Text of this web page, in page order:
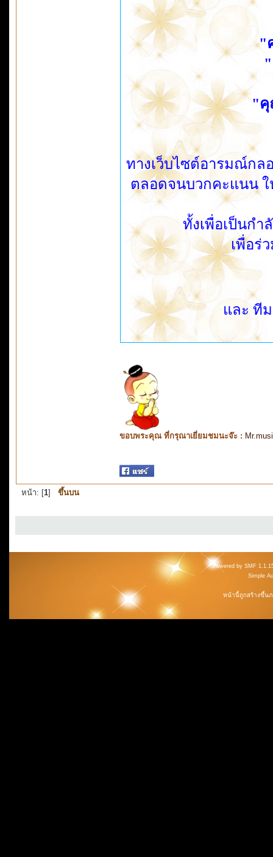
"
"คุ
ทางเว็บไซต์อารมณ์กล
ตลอดจนบวกคะแนน ใ
ทั้งเพื่อเป็นกำ
เพื่อร่
และ ที
ขอบพระคุณ ที่กรุณาเยี่ยมชมนะจ๊ะ :
หน้า: [1] ขึ้นบน
Powered by SMF
Simple
หน้านี้ถูกสร้างขึ้นภ